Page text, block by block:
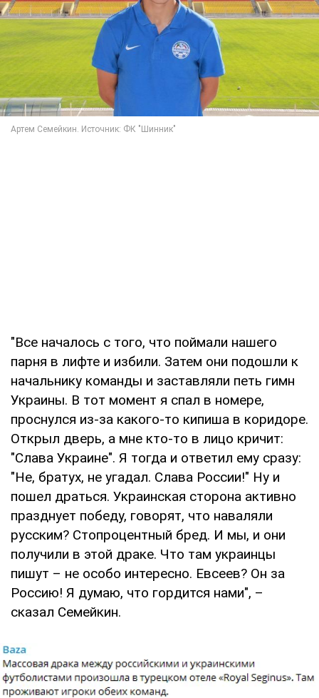
"Все началось с того, что поймали нашего
парня в лифте и избили. Затем они подошли к
начальнику команды и заставляли петь гимн
Украины. В тот момент я спал в номере,
проснулся из-за какого-то кипиша в коридоре.
Открыл дверь, а мне кто-то в лицо кричит:
"Слава Украине". Я тогда и ответил ему сразу:
"Не, братух, не угадал. Cлава России!" Ну и
пошел драться. Украинская сторона активно
празднует победу, говорят, что наваляли
русским? Стопроцентный бред. И мы, и они
получили в этой драке. Что там украинцы
пишут – не особо интересно. Евсеев? Он за
Россию! Я думаю, что гордится нами", –
сказал Семейкин.